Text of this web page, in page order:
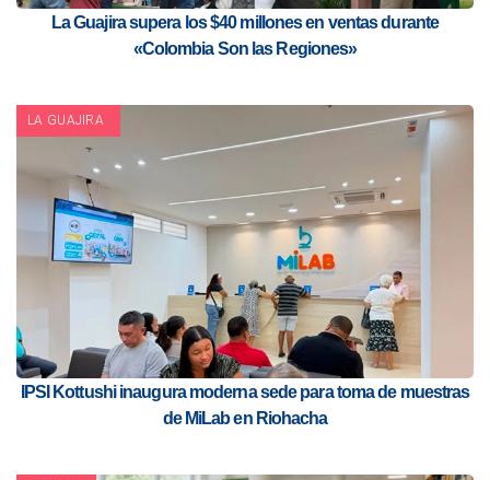
La Guajira supera los $40 millones en ventas durante
«Colombia Son las Regiones»
LA GUAJIRA
IPSI Kottushi inaugura moderna sede para toma de muestras
de MiLab en Riohacha